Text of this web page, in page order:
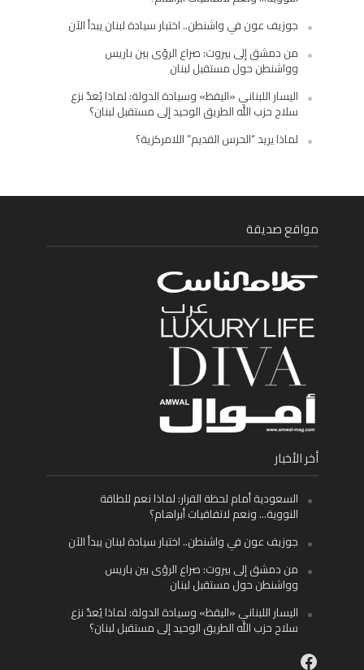
جوزيف عون في واشنطن.. اختبار سيادة لبنان يبدأ الآن
من دمشق إلى بيروت: صراع الرؤى بين باريس
وواشنطن حول مستقبل لبنان
اليسار اللبناني «اليقظ» وسيادة الدولة: لماذا يُعدّ نزع
سلاح حزب الله الطريق الوحيد إلى مستقبل لبنان؟
لماذا يريد “الحرس القديم” اللامركزية؟
مواقع صديقة
أخر الأخبار
السعودية أمام لحظة القرار: لماذا نعم للطاقة
النووية… ونعم لاتفاقيات أبراهام؟
جوزيف عون في واشنطن.. اختبار سيادة لبنان يبدأ الآن
من دمشق إلى بيروت: صراع الرؤى بين باريس
وواشنطن حول مستقبل لبنان
اليسار اللبناني «اليقظ» وسيادة الدولة: لماذا يُعدّ نزع
سلاح حزب الله الطريق الوحيد إلى مستقبل لبنان؟
Facebook